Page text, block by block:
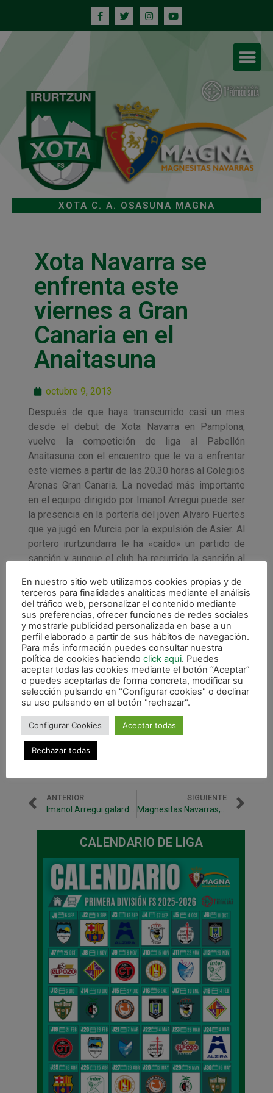
XOTA C. A. OSASUNA MAGNA
Xota Navarra se
enfrenta este
viernes a Gran
Canaria en el
Anaitasuna
octubre 9, 2013
Después de que haya transcurrido casi un mes
desde el debut de Xota Navarra en Pamplona,
vuelve la competición de liga al Pabellón
Anaitasuna con el encuentro que le va a enfrentar
este viernes a partir de las 20.30 horas al Colegios
Arenas Gran Canaria. La novedad más importante
en el equipo dirigido por Imanol Arregui puede ser
la presencia en la portería del joven Alvaro Fuertes
que ya jugó en Murcia por la expulsión de Asier. Al
portero irurtzundarra le ha «caído» un partido de
sanción y aunque el club ha recurrido la sanción al
mismo viernes la resolución definitiva.
Tres puntos importantes los que se ponen en
juego en este partido. Xota Navarra no puede dejar
escapar más puntos de su pista tras la derrota
ante Jumilla en la primera jornada y Colegios
Arenas Gran Canaria también llega a Pamplona muy
necesitado de sumar después de sumar tres
derrotas en tres encuentros.
ANTERIOR
Imanol Arregui galardonado con el premio Ramón Cobo de la RFEF
SIGUIENTE
Magnesitas Navarras, nuevo patrocinador oficial del club
CALENDARIO DE LIGA
En nuestro sitio web utilizamos cookies propias y de
terceros para finalidades analíticas mediante el análisis
del tráfico web, personalizar el contenido mediante
sus preferencias, ofrecer funciones de redes sociales
y mostrarle publicidad personalizada en base a un
perfil elaborado a partir de sus hábitos de navegación.
Para más información puedes consultar nuestra
política de cookies haciendo click aqui. Puedes
aceptar todas las cookies mediante el botón “Aceptar”
o puedes aceptarlas de forma concreta, modificar su
selección pulsando en "Configurar cookies" o declinar
su uso pulsando en el botón "rechazar".
Configurar Cookies Aceptar todas
Rechazar todas